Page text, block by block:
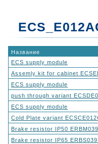
Название
ECS supply module
Assemly kit for cabinet
ECS supply module
push through variant
ECS supply module
Cold Plate variant
Brake resistor IP50
Brake resistor IP65